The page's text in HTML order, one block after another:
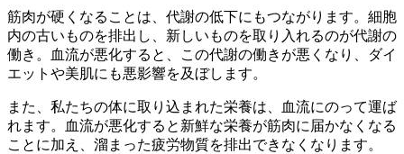
筋肉が硬くなることは、代謝の低下にもつながります。細胞
内の古いものを排出し、新しいものを取り入れるのが代謝の
働き。血流が悪化すると、この代謝の働きが悪くなり、ダイ
エットや美肌にも悪影響を及ぼします。
また、私たちの体に取り込まれた栄養は、血流にのって運ば
れます。血流が悪化すると新鮮な栄養が筋肉に届かなくなる
ことに加え、溜まった疲労物質を排出できなくなります。